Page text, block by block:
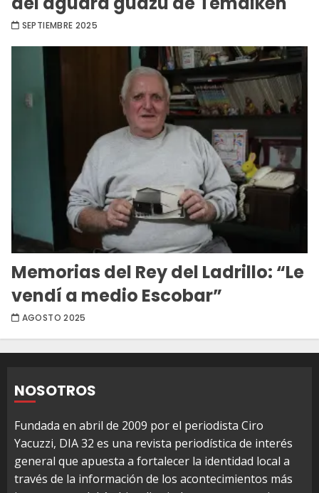
SEPTIEMBRE 2025
Memorias del Rey del Ladrillo: “Le
vendí a medio Escobar”
AGOSTO 2025
NOSOTROS
Fundada en abril de 2009 por el periodista Ciro
Yacuzzi, DIA 32 es una revista periodística de interés
general que apuesta a fortalecer la identidad local a
través de la información de los acontecimientos más